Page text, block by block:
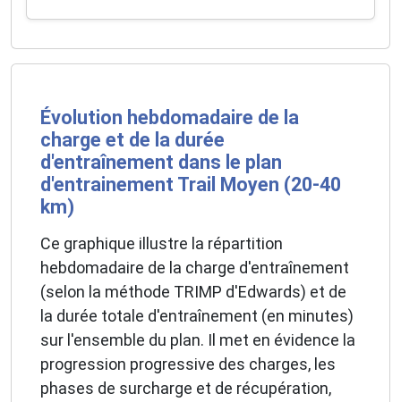
Évolution hebdomadaire de la
charge et de la durée
d'entraînement dans le plan
d'entrainement Trail Moyen (20-40
km)
Ce graphique illustre la répartition
hebdomadaire de la charge d'entraînement
(selon la méthode TRIMP d'Edwards) et de
la durée totale d'entraînement (en minutes)
sur l'ensemble du plan. Il met en évidence la
progression progressive des charges, les
phases de surcharge et de récupération,